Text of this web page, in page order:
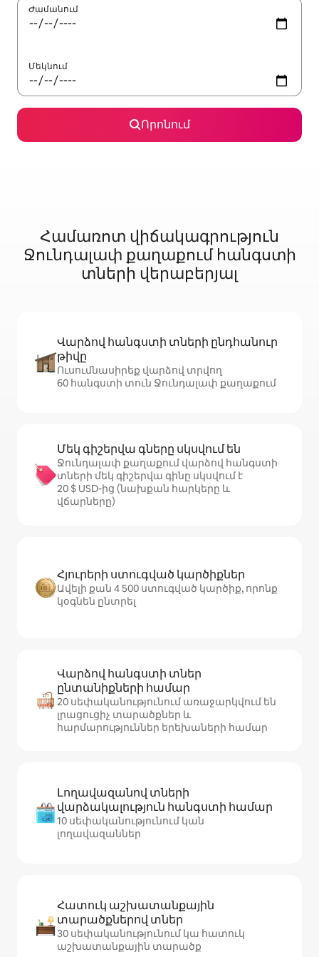
Ժամանում
Մեկնում
Որոնում
Համառոտ վիճակագրություն
Ջունդալափ քաղաքում հանգստի
տների վերաբերյալ
Վարձով հանգստի տների ընդհանուր
թիվը
Ուսումնասիրեք վարձով տրվող
60 հանգստի տուն Ջունդալափ քաղաքում
Մեկ գիշերվա գները սկսվում են
Ջունդալափ քաղաքում վարձով հանգստի
տների մեկ գիշերվա գինը սկսվում է
20 $ USD-ից (նախքան հարկերը և
վճարները)
Հյուրերի ստուգված կարծիքներ
Ավելի քան 4 500 ստուգված կարծիք, որոնք
կօգնեն ընտրել
Վարձով հանգստի տներ
ընտանիքների համար
20 սեփականությունում առաջարկվում են
լրացուցիչ տարածքներ և
հարմարություններ երեխաների համար
Լողավազանով տների
վարձակալություն հանգստի համար
10 սեփականությունում կան
լողավազաններ
Հատուկ աշխատանքային
տարածքներով տներ
30 սեփականությունում կա հատուկ
աշխատանքային տարածք